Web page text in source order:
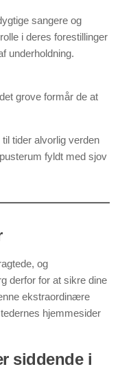
sangere og
i deres forestillinger
underholdning.
grove formår de at
til tider alvorlig verden
fyldt med sjov
og
derfor for at sikre dine
ekstraordinære
hjemmesider
siddende i